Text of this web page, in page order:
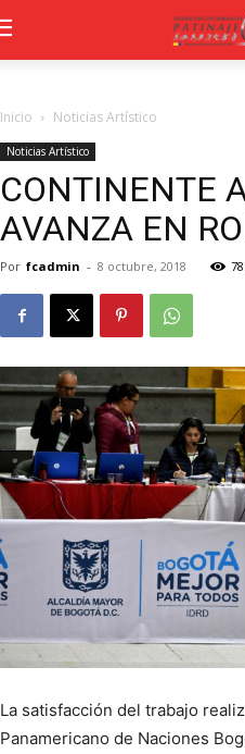
Inicio Noticias Artístico
Noticias Artístico
CONTINENTE
AVANZA EN
Por fcadmin - 8 octubre, 2018
La satisfacción del trabajo
Panamericano de Naciones